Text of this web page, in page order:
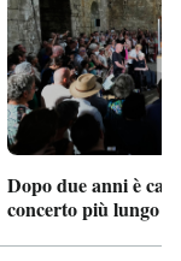
Dopo due anni è
concerto più lungo